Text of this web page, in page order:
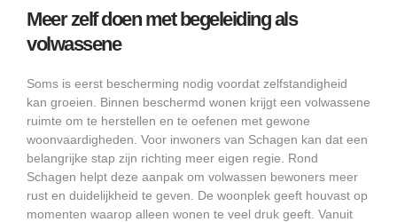
Meer zelf doen met begeleiding als
volwassene
Soms is eerst bescherming nodig voordat zelfstandigheid
kan groeien. Binnen beschermd wonen krijgt een volwassene
ruimte om te herstellen en te oefenen met gewone
woonvaardigheden. Voor inwoners van Schagen kan dat een
belangrijke stap zijn richting meer eigen regie. Rond
Schagen helpt deze aanpak om volwassen bewoners meer
rust en duidelijkheid te geven. De woonplek geeft houvast op
momenten waarop alleen wonen te veel druk geeft. Vanuit